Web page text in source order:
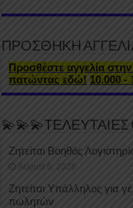
ΠΡΟΣΘΗΚΗ
Προσθέστε αγγελία
πατώντας εδώ! 10.000 -
💫💫💫ΤΕΛΕΥΤΑΙΕΣ
Ζητείται Βοηθός
August 6, 2026
Ζητείται Υπάλληλος για
πωλητών